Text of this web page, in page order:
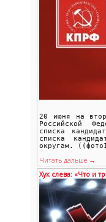
20 июня на
Российской
списка
списка
округам.
Читать дальше →
Хук слева: «Что и